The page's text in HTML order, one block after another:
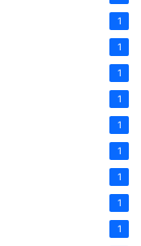
1
1
1
1
1
1
1
1
1